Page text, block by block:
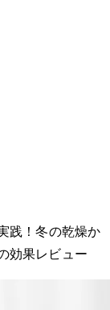
践！冬の乾燥か
効果レビュー